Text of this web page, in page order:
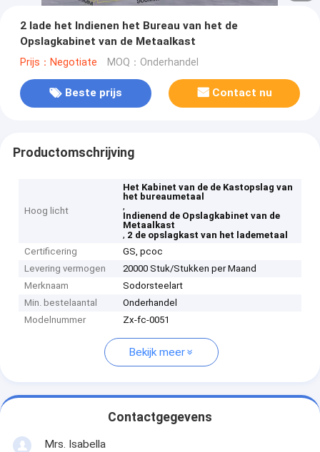
2 lade het Indienen het Bureau van het de
Opslagkabinet van de Metaalkast
Prijs：Negotiate MOQ：Onderhandel
Beste prijs Contact nu
Productomschrijving
Hoog licht
Het Kabinet van de de Kastopslag van
het bureaumetaal
,
Indienend de Opslagkabinet van de
Metaalkast
, 2 de opslagkast van het lademetaal
Certificering
GS, pcoc
Levering vermogen
20000 Stuk/Stukken per Maand
Merknaam
Sodorsteelart
Min. bestelaantal
Onderhandel
Modelnummer
Zx-fc-0051
Bekijk meer
Contactgegevens
Mrs. Isabella